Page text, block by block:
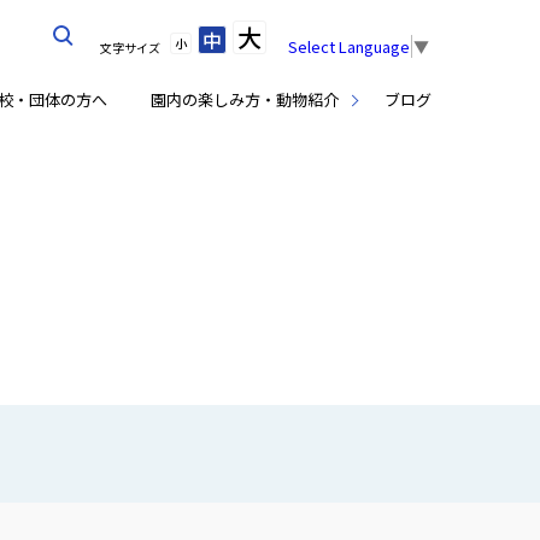
・団体の方へ 園内の楽しみ方・動物紹介 ブログ
文字サイズ 小 中 大 Select Language ▼